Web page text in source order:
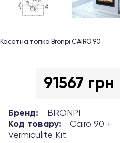
Касетна топка Bronpi CAIRO 90
91567 грн
Бренд:
BRONPI
Код товару:
Cairo 90 +
Vermiculite Kit